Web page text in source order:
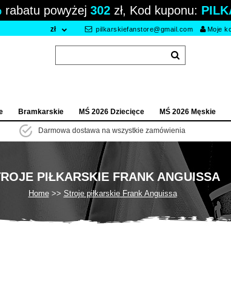
rabatu powyżej 302 zł, Kod kuponu:
zł pilkarskiefanstore@gmail.com Moje
Bramkarskie MŚ 2026 Dziecięce MŚ 2026 Męskie
Darmowa dostawa na wszystkie zamówienia
PIŁKARSKIE FRANK ANGUISSA
Home Stroje piłkarskie Frank Anguissa